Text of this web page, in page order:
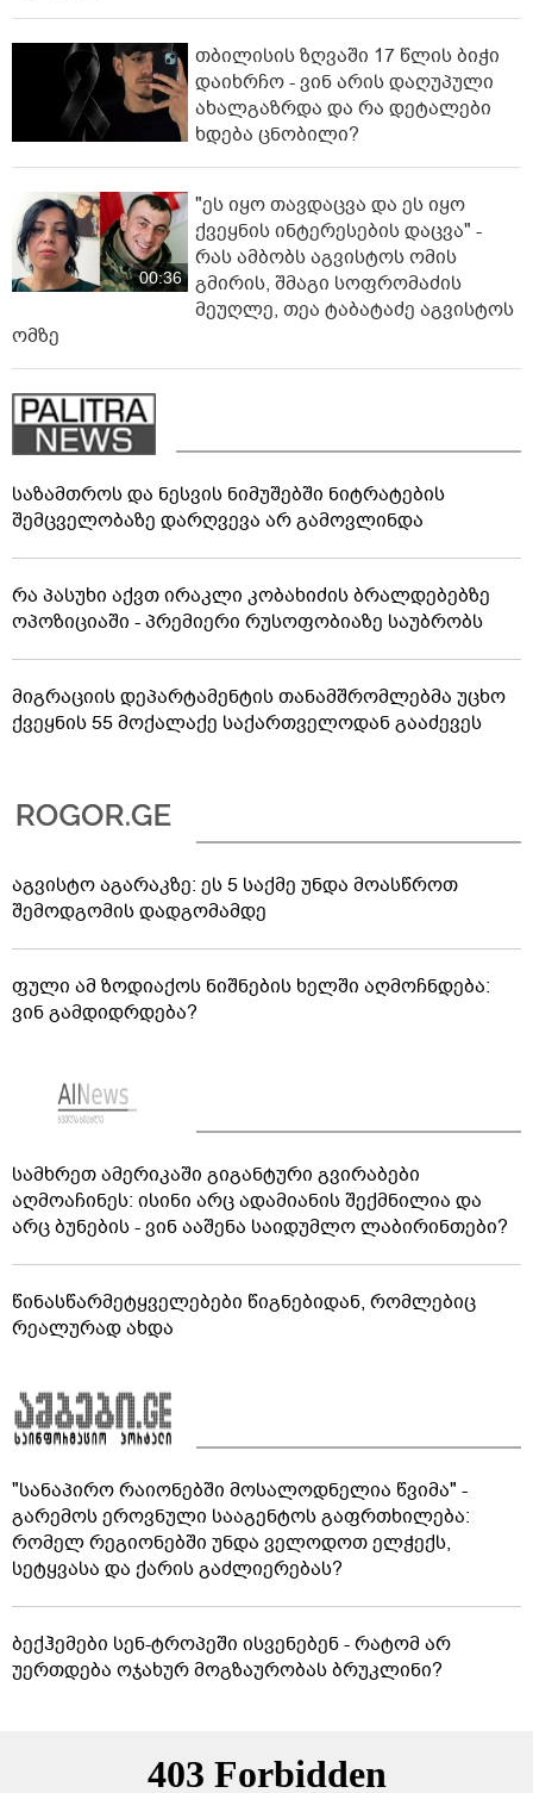
თბილისის ზღვაში 17 წლის ბიჭი
დაიხრჩო - ვინ არის დაღუპული
ახალგაზრდა და რა დეტალები
ხდება ცნობილი?
00:36
"ეს იყო თავდაცვა და ეს იყო
ქვეყნის ინტერესების დაცვა" -
რას ამბობს აგვისტოს ომის
გმირის, შმაგი სოფრომაძის
მეუღლე, თეა ტაბატაძე აგვისტოს
ომზე
საზამთროს და ნესვის ნიმუშებში ნიტრატების
შემცველობაზე დარღვევა არ გამოვლინდა
რა პასუხი აქვთ ირაკლი კობახიძის ბრალდებებზე
ოპოზიციაში - პრემიერი რუსოფობიაზე საუბრობს
მიგრაციის დეპარტამენტის თანამშრომლებმა უცხო
ქვეყნის 55 მოქალაქე საქართველოდან გააძევეს
აგვისტო აგარაკზე: ეს 5 საქმე უნდა მოასწროთ
შემოდგომის დადგომამდე
ფული ამ ზოდიაქოს ნიშნების ხელში აღმოჩნდება:
ვინ გამდიდრდება?
სამხრეთ ამერიკაში გიგანტური გვირაბები
აღმოაჩინეს: ისინი არც ადამიანის შექმნილია და
არც ბუნების - ვინ ააშენა საიდუმლო ლაბირინთები?
წინასწარმეტყველებები წიგნებიდან, რომლებიც
რეალურად ახდა
"სანაპირო რაიონებში მოსალოდნელია წვიმა" -
გარემოს ეროვნული სააგენტოს გაფრთხილება:
რომელ რეგიონებში უნდა ველოდოთ ელჭექს,
სეტყვასა და ქარის გაძლიერებას?
ბექჰემები სენ-ტროპეში ისვენებენ - რატომ არ
უერთდება ოჯახურ მოგზაურობას ბრუკლინი?